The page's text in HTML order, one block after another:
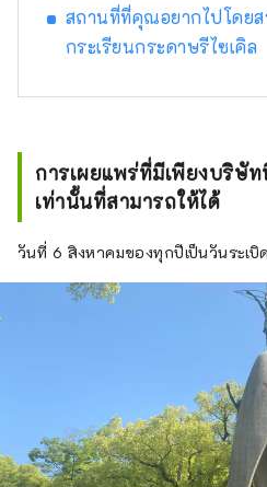
สถานที่ที่คุณอยากไปโดยส
กระเรียนกระดาษรีไซเคิล
การเผยแพร่ที่มีเพียงบริษั
เท่านั้นที่สามารถให้ได้
วันที่ 6 สิงหาคมของทุกปีเป็นวันระเ